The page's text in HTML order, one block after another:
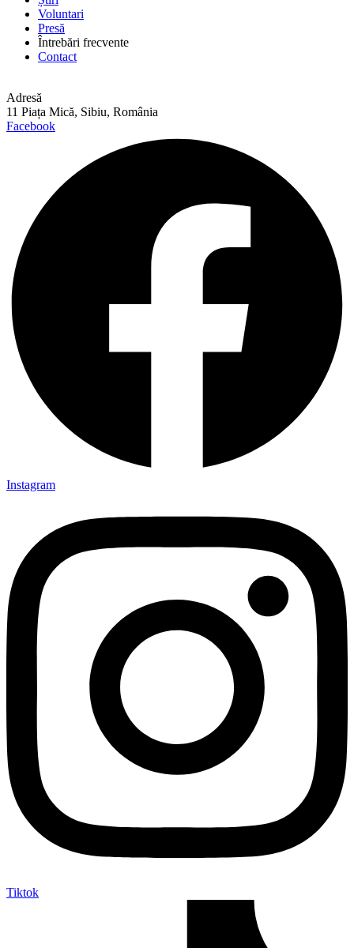
Voluntari
Presă
Întrebări frecvente
Contact
Adresă
11 Piața Mică, Sibiu, România
Facebook
Instagram
Tiktok